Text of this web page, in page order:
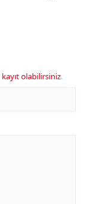
kayıt olabilirsiniz.